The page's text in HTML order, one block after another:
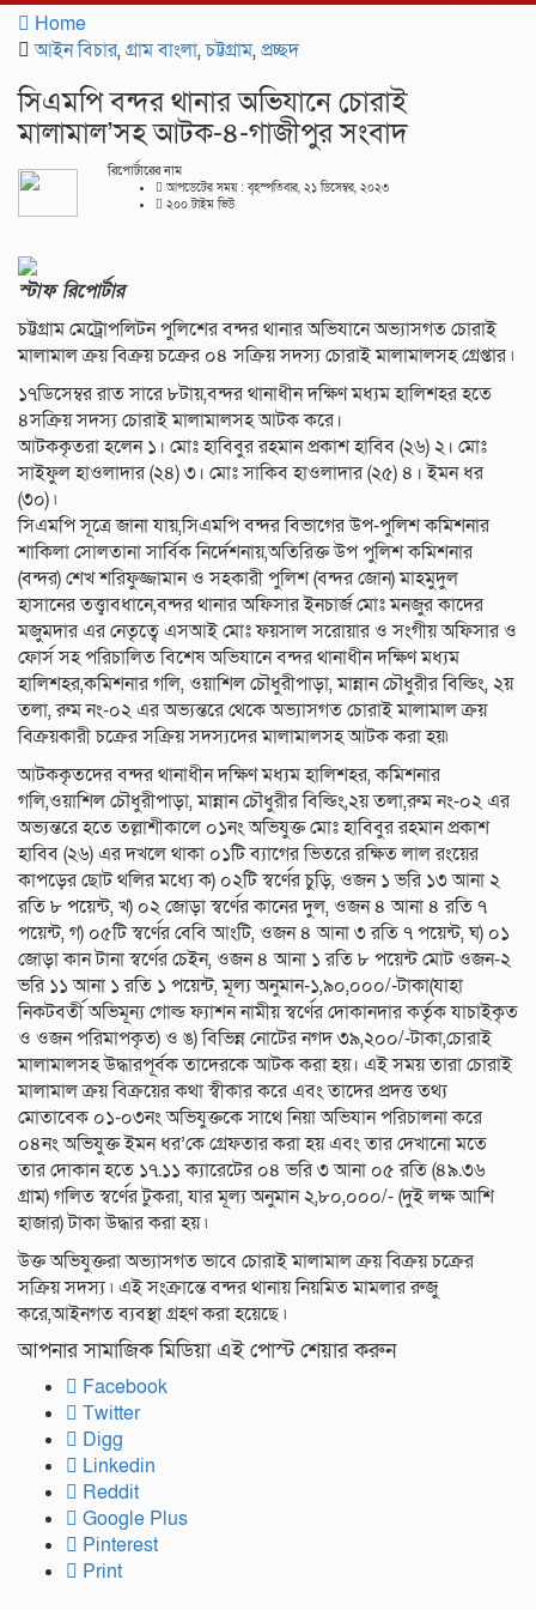
Home
আইন বিচার,গ্রাম বাংলা,চট্টগ্রাম,প্রচ্ছদ
সিএমপি বন্দর থানার অভিযানে চোরাই
মালামাল’সহ আটক-৪-গাজীপুর সংবাদ
রিপোর্টারের নাম
আপডেটের সময় : বৃহস্পতিবার, ২১ ডিসেম্বর, ২০২৩
২০০ টাইম ভিউ
স্টাফ রিপোর্টার
চট্টগ্রাম মেট্রোপলিটন পুলিশের বন্দর থানার অভিযানে অভ্যাসগত চোরাই
মালামাল ক্রয় বিক্রয় চক্রের ০৪ সক্রিয় সদস্য চোরাই মালামালসহ গ্রেপ্তার ৷
১৭ডিসেম্বর রাত সারে ৮টায়,বন্দর থানাধীন দক্ষিণ মধ্যম হালিশহর হতে
৪সক্রিয় সদস্য চোরাই মালামালসহ আটক করে।
আটককৃতরা হলেন ১। মোঃ হাবিবুর রহমান প্রকাশ হাবিব (২৬) ২। মোঃ
সাইফুল হাওলাদার (২৪) ৩। মোঃ সাকিব হাওলাদার (২৫) ৪। ইমন ধর
(৩০) ৷
সিএমপি সূত্রে জানা যায়,সিএমপি বন্দর বিভাগের উপ-পুলিশ কমিশনার
শাকিলা সোলতানা সার্বিক নির্দেশনায়,অতিরিক্ত উপ পুলিশ কমিশনার
(বন্দর) শেখ শরিফুজ্জামান ও সহকারী পুলিশ (বন্দর জোন) মাহমুদুল
হাসানের তত্ত্বাবধানে,বন্দর থানার অফিসার ইনচার্জ মোঃ মনজুর কাদের
মজুমদার এর নেতৃত্বে এসআই মোঃ ফয়সাল সরোয়ার ও সংগীয় অফিসার ও
ফোর্স সহ পরিচালিত বিশেষ অভিযানে বন্দর থানাধীন দক্ষিণ মধ্যম
হালিশহর,কমিশনার গলি, ওয়াশিল চৌধুরীপাড়া, মান্নান চৌধুরীর বিল্ডিং, ২য়
তলা, রুম নং-০২ এর অভ্যন্তরে থেকে অভ্যাসগত চোরাই মালামাল ক্রয়
বিক্রয়কারী চক্রের সক্রিয় সদস্যদের মালামালসহ আটক করা হয়৷
আটককৃতদের বন্দর থানাধীন দক্ষিণ মধ্যম হালিশহর, কমিশনার
গলি,ওয়াশিল চৌধুরীপাড়া, মান্নান চৌধুরীর বিল্ডিং,২য় তলা,রুম নং-০২ এর
অভ্যন্তরে হতে তল্লাশীকালে ০১নং অভিযুক্ত মোঃ হাবিবুর রহমান প্রকাশ
হাবিব (২৬) এর দখলে থাকা ০১টি ব্যাগের ভিতরে রক্ষিত লাল রংয়ের
কাপড়ের ছোট থলির মধ্যে ক) ০২টি স্বর্ণের চুড়ি, ওজন ১ ভরি ১৩ আনা ২
রতি ৮ পয়েন্ট, খ) ০২ জোড়া স্বর্ণের কানের দুল, ওজন ৪ আনা ৪ রতি ৭
পয়েন্ট, গ) ০৫টি স্বর্ণের বেবি আংটি, ওজন ৪ আনা ৩ রতি ৭ পয়েন্ট, ঘ) ০১
জোড়া কান টানা স্বর্ণের চেইন, ওজন ৪ আনা ১ রতি ৮ পয়েন্ট মোট ওজন-২
ভরি ১১ আনা ১ রতি ১ পয়েন্ট, মূল্য অনুমান-১,৯০,০০০/-টাকা(যাহা
নিকটবর্তী অভিমূন্য গোল্ড ফ্যাশন নামীয় স্বর্ণের দোকানদার কর্তৃক যাচাইকৃত
ও ওজন পরিমাপকৃত) ও ঙ) বিভিন্ন নোটের নগদ ৩৯,২০০/-টাকা,চোরাই
মালামালসহ উদ্ধারপূর্বক তাদেরকে আটক করা হয়। এই সময় তারা চোরাই
মালামাল ক্রয় বিক্রয়ের কথা স্বীকার করে এবং তাদের প্রদত্ত তথ্য
মোতাবেক ০১-০৩নং অভিযুক্তকে সাথে নিয়া অভিযান পরিচালনা করে
০৪নং অভিযুক্ত ইমন ধর’কে গ্রেফতার করা হয় এবং তার দেখানো মতে
তার দোকান হতে ১৭.১১ ক্যারেটের ০৪ ভরি ৩ আনা ০৫ রতি (৪৯.৩৬
গ্রাম) গলিত স্বর্ণের টুকরা, যার মূল্য অনুমান ২,৮০,০০০/- (দুই লক্ষ আশি
হাজার) টাকা উদ্ধার করা হয় ৷
উক্ত অভিযুক্তরা অভ্যাসগত ভাবে চোরাই মালামাল ক্রয় বিক্রয় চক্রের
সক্রিয় সদস্য ৷ এই সংক্রান্তে বন্দর থানায় নিয়মিত মামলার রুজু
করে,আইনগত ব্যবস্থা গ্রহণ করা হয়েছে ৷
আপনার সামাজিক মিডিয়া এই পোস্ট শেয়ার করুন
Facebook
Twitter
Digg
Linkedin
Reddit
Google Plus
Pinterest
Print